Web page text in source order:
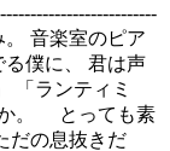
音楽室のピア
る僕に、 君は声
「ランティミ
。 とっても素
だの息抜きだ